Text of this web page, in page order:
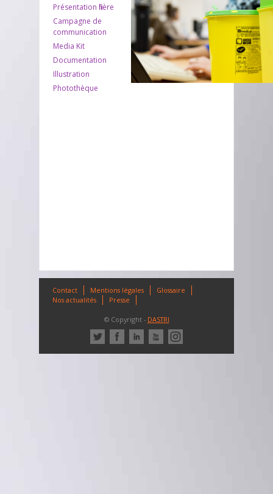
Présentation filière
Campagne de
communication
Media Kit
Documentation
Illustration
Photothèque
Contact Mentions légales
Glossaire
Nos actualités
Presse
© Copyright - DASTRI